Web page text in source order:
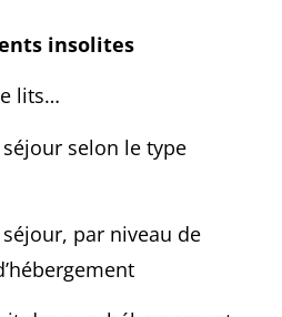
insolites
lits…
selon le type
par niveau de